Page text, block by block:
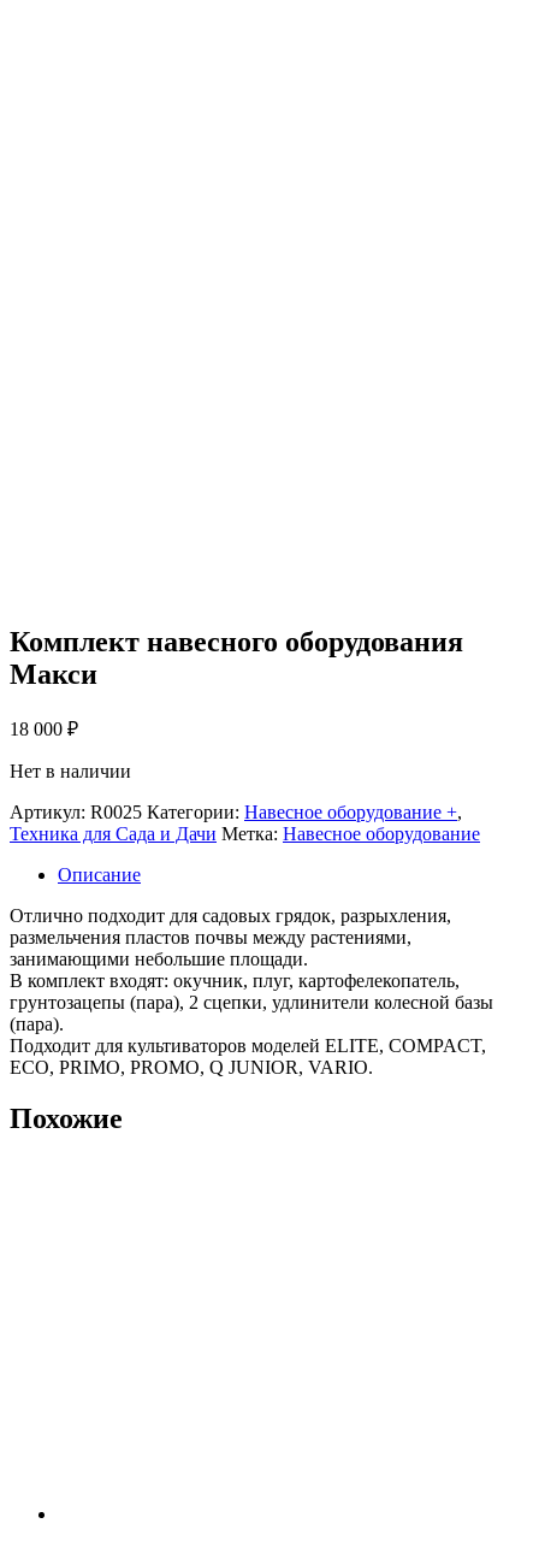
Комплект навесного оборудования
Макси
18 000 ₽
Нет в наличии
Артикул: R0025 Категории: Навесное оборудование +,
Техника для Сада и Дачи Метка: Навесное оборудование
Описание
Отлично подходит для садовых грядок, разрыхления,
размельчения пластов почвы между растениями,
занимающими небольшие площади.
В комплект входят: окучник, плуг, картофелекопатель,
грунтозацепы (пара), 2 сцепки, удлинители колесной базы
(пара).
Подходит для культиваторов моделей ELITE, COMPACT,
ECO, PRIMO, PROMO, Q JUNIOR, VARIO.
Похожие